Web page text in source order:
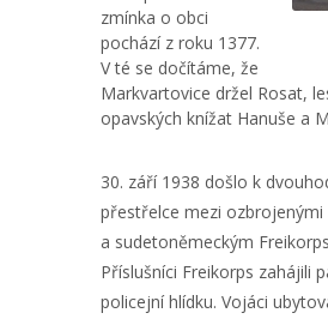
zmínka o obci
pochází z roku 1377.
V té se dočítáme, že
Markvartovice držel Rosat,
opavských knížat Hanuše a
30. září 1938 došlo k
přestřelce mezi ozbrojenými
a sudetoněmeckým
Příslušníci Freikorps zahájili
policejní hlídku. Vojáci